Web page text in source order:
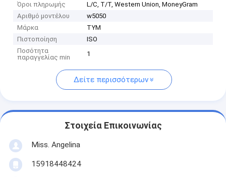
Όροι πληρωμής
L/C, T/T, Western Union, MoneyGram
Αριθμό μοντέλου
w5050
Μάρκα
TYM
Πιστοποίηση
ISO
Ποσότητα
παραγγελίας min
1
Δείτε περισσότερων
Στοιχεία Επικοινωνίας
Miss. Angelina
15918448424